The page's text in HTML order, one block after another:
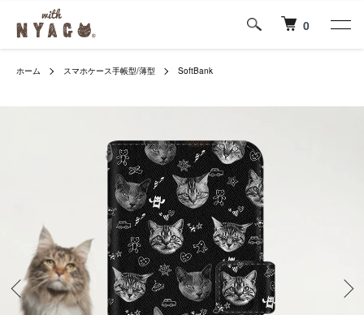
0
ホーム スマホケース手帳型/薄型 SoftBank